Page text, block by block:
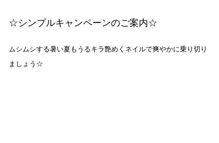
☆シンプルキャンペーンのご案内☆
ムシムシする暑い夏もうるキラ艶めくネイルで爽やかに乗り切り
ましょう☆